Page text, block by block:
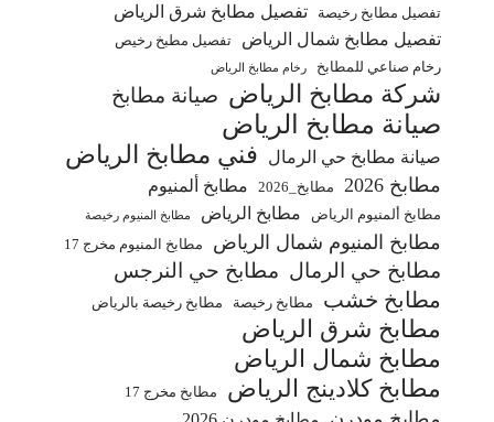
تفصيل مطابخ رخيصة
تفصيل مطابخ شرق الرياض
تفصيل مطابخ شمال الرياض
تفصيل مطبخ رخيص
رخام صناعي للمطابخ
رخام مطابخ الرياض
شركة مطابخ الرياض صيانة مطابخ
صيانة مطابخ الرياض
صيانة مطابخ حي الرمال فني مطابخ الرياض
مطابخ 2026 مطابخ_2026 مطابخ ألمنيوم
مطابخ ألمنيوم الرياض مطابخ الرياض مطابخ المنيوم رخيصة
مطابخ المنيوم شمال الرياض مطابخ المنيوم مخرج 17
مطابخ حي الرمال مطابخ حي النرجس
مطابخ خشب مطابخ رخيصة مطابخ رخيصة بالرياض
مطابخ شرق الرياض
مطابخ شمال الرياض
مطابخ كلادينج الرياض
مطابخ مخرج 17